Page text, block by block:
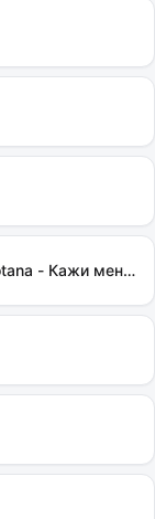
Hudak, 100Лиця, Chico & Qatoshi, Motana - Кажи мені правду